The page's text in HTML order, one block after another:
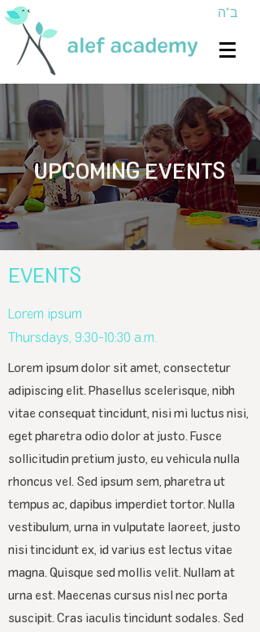
ב"ה
UPCOMING EVENTS
EVENTS
Lorem ipsum
Thursdays, 9:30-10:30 a.m.
Lorem ipsum dolor sit amet, consectetur
adipiscing elit. Phasellus scelerisque, nibh
vitae consequat tincidunt, nisi mi luctus nisi,
eget pharetra odio dolor at justo. Fusce
sollicitudin pretium justo, eu vehicula nulla
rhoncus vel. Sed ipsum sem, pharetra ut
tempus ac, dapibus imperdiet tortor. Nulla
vestibulum, urna in vulputate laoreet, justo
nisi tincidunt ex, id varius est lectus vitae
magna. Quisque sed mollis velit. Nullam at
urna est. Maecenas cursus nisl nec porta
suscipit. Cras iaculis tincidunt sodales. Sed